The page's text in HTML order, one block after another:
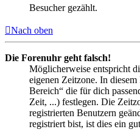
Besucher gezählt.
Nach oben
Die Forenuhr geht falsch!
Möglicherweise entspricht
eigenen Zeitzone. In
Bereich“ die für dich
Zeit, ...) festlegen. Die
registrierten Benutzern
registriert bist, ist dies ein